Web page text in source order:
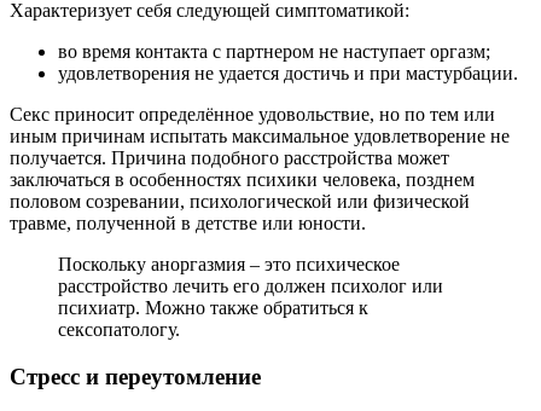
Характеризует себя следующей симптоматикой:
во время контакта с партнером не наступает оргазм;
удовлетворения не удается достичь и при мастурбации.
Секс приносит определённое удовольствие, но по тем или
иным причинам испытать максимальное удовлетворение не
получается. Причина подобного расстройства может
заключаться в особенностях психики человека, позднем
половом созревании, психологической или физической
травме, полученной в детстве или юности.
Поскольку аноргазмия – это психическое
расстройство лечить его должен психолог или
психиатр. Можно также обратиться к
сексопатологу.
Стресс и переутомление